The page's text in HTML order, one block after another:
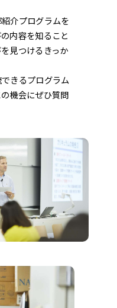
介プログラムを
内容を知ること
見つけるきっか
きるプログラム
機会にぜひ質問